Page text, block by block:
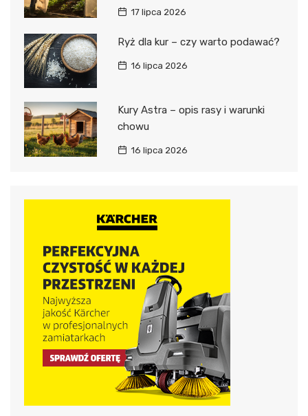
17 lipca 2026
Ryż dla kur – czy warto podawać?
16 lipca 2026
Kury Astra – opis rasy i warunki
chowu
16 lipca 2026